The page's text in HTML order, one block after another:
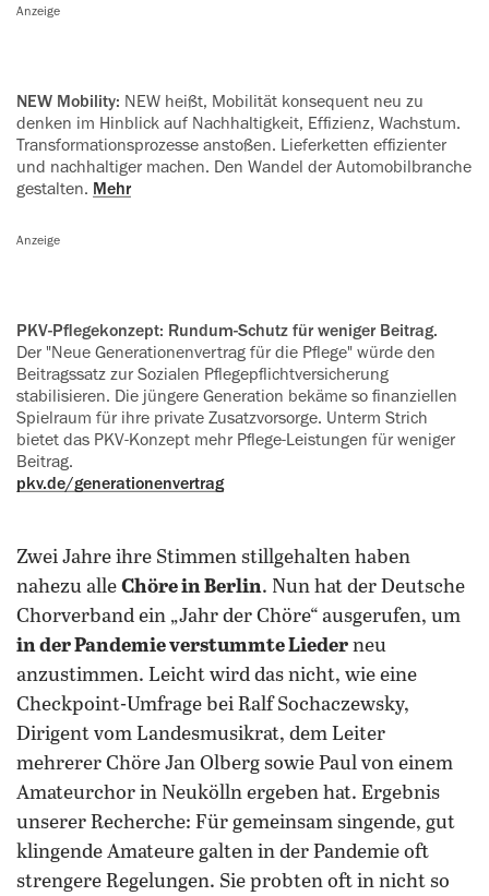
Anzeige
NEW Mobility: NEW heißt, Mobilität konsequent neu zu
denken im Hinblick auf Nachhaltigkeit, Effizienz, Wachstum.
Transformationsprozesse anstoßen. Lieferketten effizienter
und nachhaltiger machen. Den Wandel der Automobilbranche
gestalten. Mehr
Anzeige
PKV-Pflegekonzept: Rundum-Schutz für weniger Beitrag.
Der "Neue Generationenvertrag für die Pflege" würde den
Beitragssatz zur Sozialen Pflegepflichtversicherung
stabilisieren. Die jüngere Generation bekäme so finanziellen
Spielraum für ihre private Zusatzvorsorge. Unterm Strich
bietet das PKV-Konzept mehr Pflege-Leistungen für weniger
Beitrag.
pkv.de/generationenvertrag
Zwei Jahre ihre Stimmen stillgehalten haben
nahezu alle Chöre in Berlin. Nun hat der Deutsche
Chorverband ein „Jahr der Chöre“ ausgerufen, um
in der Pandemie verstummte Lieder neu
anzustimmen. Leicht wird das nicht, wie eine
Checkpoint-Umfrage bei Ralf Sochaczewsky,
Dirigent vom Landesmusikrat, dem Leiter
mehrerer Chöre Jan Olberg sowie Paul von einem
Amateurchor in Neukölln ergeben hat. Ergebnis
unserer Recherche: Für gemeinsam singende, gut
klingende Amateure galten in der Pandemie oft
strengere Regelungen. Sie probten oft in nicht so